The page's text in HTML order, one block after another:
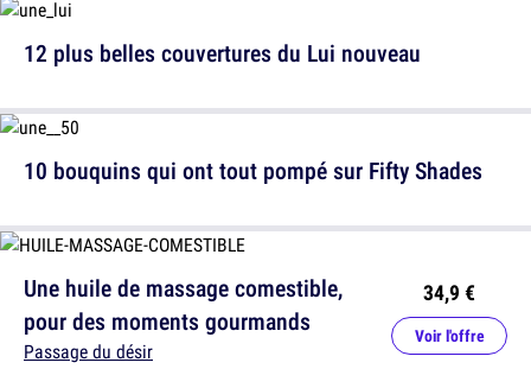
12 plus belles couvertures du Lui nouveau
Une huile de massage comestible,
pour des moments gourmands
Passage du désir
34,9 €
Voir l'offre
10 bouquins qui ont tout pompé sur Fifty Shades